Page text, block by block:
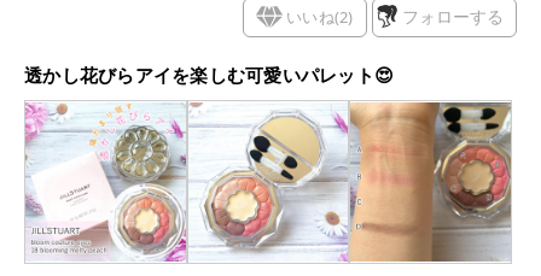
クリスタルフローラルブーケの香りつきで コンパクトを開ける
とお上品な香りがします。 香りは強くはないのでご心配なく！
方のご参考に 少しでもなりますと幸いです！
いいね(2) フォローする
透かし花びらアイを楽しむ可愛いパレット😍